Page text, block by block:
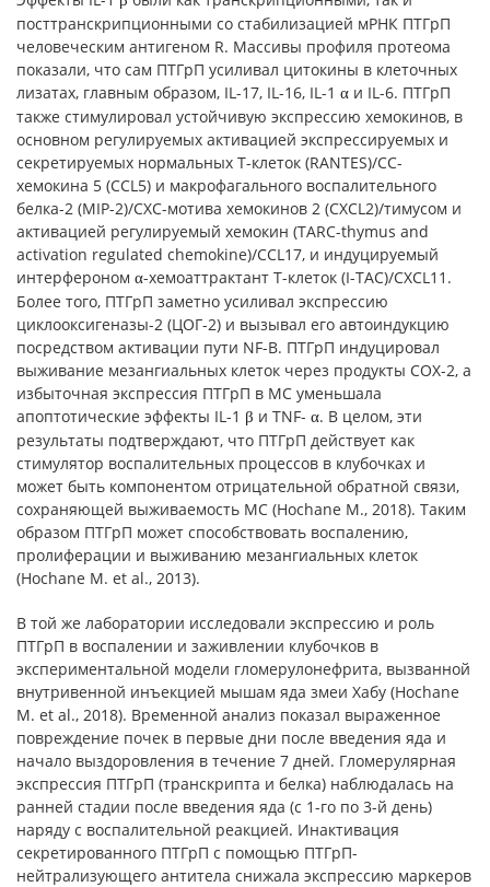
посттранскрипционными со стабилизацией мРНК ПТГрП
человеческим антигеном R. Массивы профиля протеома
показали, что сам ПТГрП усиливал цитокины в клеточных
лизатах, главным образом, IL-17, IL-16, IL-1 α и IL-6. ПТГрП
также стимулировал устойчивую экспрессию хемокинов, в
основном регулируемых активацией экспрессируемых и
секретируемых нормальных Т-клеток (RANTES)/CC-
хемокина 5 (CCL5) и макрофагального воспалительного
белка-2 (MIP-2)/CXC-мотива хемокинов 2 (CXCL2)/тимусом и
активацией регулируемый хемокин (TARC-thymus and
activation regulated chemokine)/CCL17, и индуцируемый
интерфероном α-хемоаттрактант Т-клеток (I-TAC)/CXCL11.
Более того, ПТГрП заметно усиливал экспрессию
циклооксигеназы-2 (ЦОГ-2) и вызывал его автоиндукцию
посредством активации пути NF-B. ПТГрП индуцировал
выживание мезангиальных клеток через продукты COX-2, а
избыточная экспрессия ПТГрП в MC уменьшала
апоптотические эффекты IL-1 β и TNF- α. В целом, эти
результаты подтверждают, что ПТГрП действует как
стимулятор воспалительных процессов в клубочках и
может быть компонентом отрицательной обратной связи,
сохраняющей выживаемость MC (Hochane M., 2018). Таким
образом ПТГрП может способствовать воспалению,
пролиферации и выживанию мезангиальных клеток
(Hochane M. et al., 2013).
В той же лаборатории исследовали экспрессию и роль
ПТГрП в воспалении и заживлении клубочков в
экспериментальной модели гломерулонефрита, вызванной
внутривенной инъекцией мышам яда змеи Хабу (Hochane
M. et al., 2018). Временной анализ показал выраженное
повреждение почек в первые дни после введения яда и
начало выздоровления в течение 7 дней. Гломерулярная
экспрессия ПТГрП (транскрипта и белка) наблюдалась на
ранней стадии после введения яда (с 1-го по 3-й день)
наряду с воспалительной реакцией. Инактивация
секретированного ПТГрП с помощью ПТГрП-
нейтрализующего антитела снижала экспрессию маркеров